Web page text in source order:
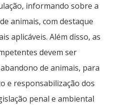
informando sobre a
animais, com destaque
aplicáveis. Além disso, as
devem ser
de animais, para
e responsabilização dos
penal e ambiental